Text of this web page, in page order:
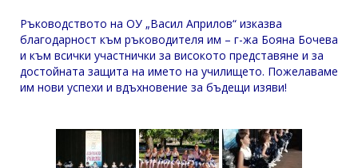
Ръководството на ОУ „Васил Априлов“ изказва
благодарност към ръководителя им – г-жа Бояна Бочева
и към всички участнички за високото представяне и за
достойната защита на името на училището. Пожелаваме
им нови успехи и вдъхновение за бъдещи изяви!